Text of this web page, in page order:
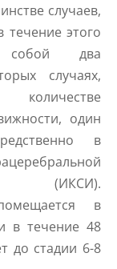
случаев,
течение этого
собой два
случаях,
один
в
(ИКСИ).
в
в течение 48
до стадии 6-8